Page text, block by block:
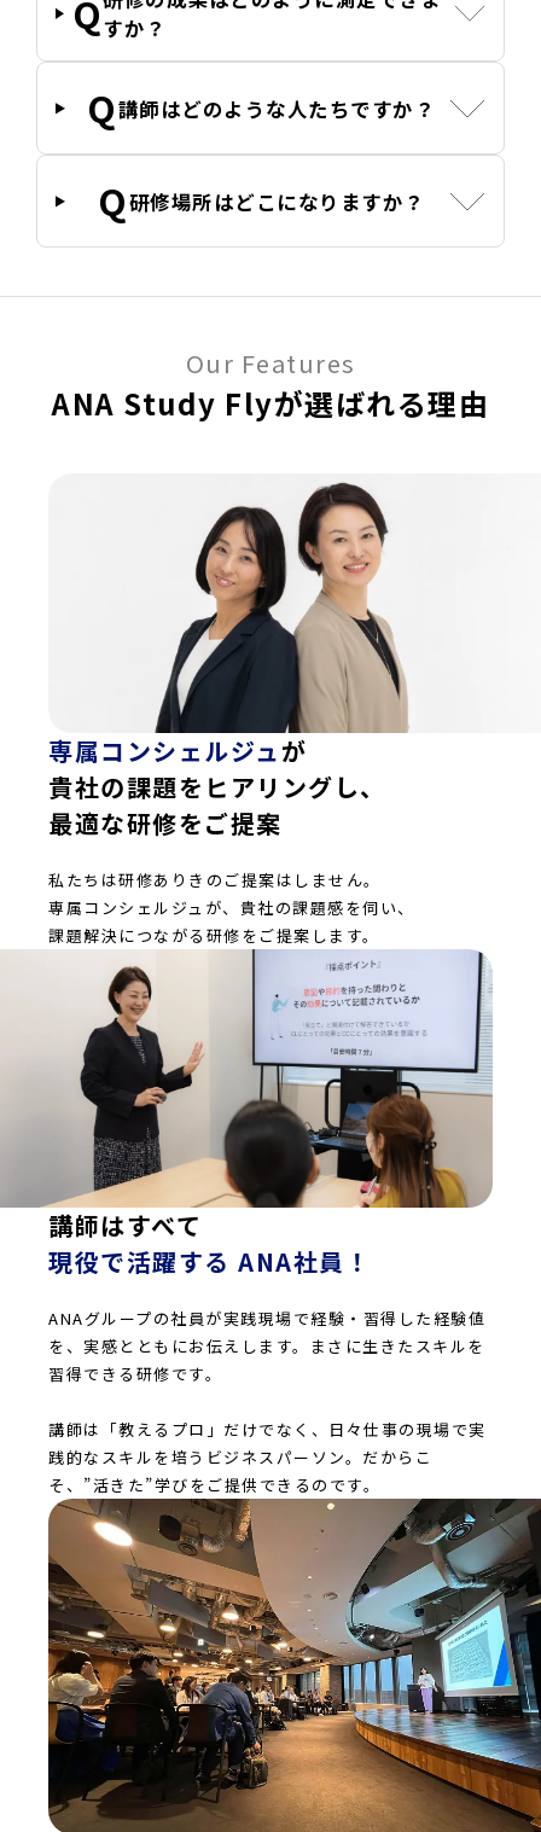
すか？
講師はどのような人たちですか？
研修場所はどこになりますか？
Our Features
ANA Study Flyが選ばれる理由
専属コンシェルジュが
貴社の課題をヒアリングし、
最適な研修をご提案
私たちは研修ありきのご提案はしません。
専属コンシェルジュが、貴社の課題感を伺い、
課題解決につながる研修をご提案します。
講師はすべて
現役で活躍する ANA社員！
ANAグループの社員が実践現場で経験・習得した経験値
を、実感とともにお伝えします。まさに生きたスキルを
習得できる研修です。
講師は「教えるプロ」だけでなく、日々仕事の現場で実
践的なスキルを培うビジネスパーソン。だからこ
そ、”活きた”学びをご提供できるのです。